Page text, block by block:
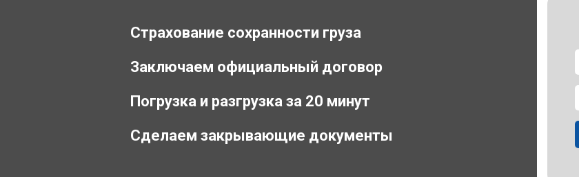
Страхование сохранности груза
Заключаем официальный договор
Погрузка и разгрузка за 20 минут
Сделаем закрывающие документы